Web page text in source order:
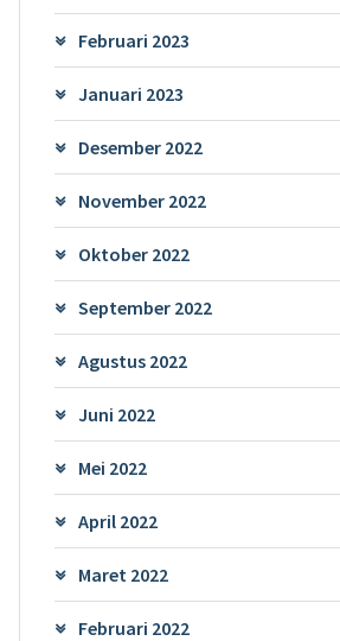
Februari 2023
Januari 2023
Desember 2022
November 2022
Oktober 2022
September 2022
Agustus 2022
Juni 2022
Mei 2022
April 2022
Maret 2022
Februari 2022